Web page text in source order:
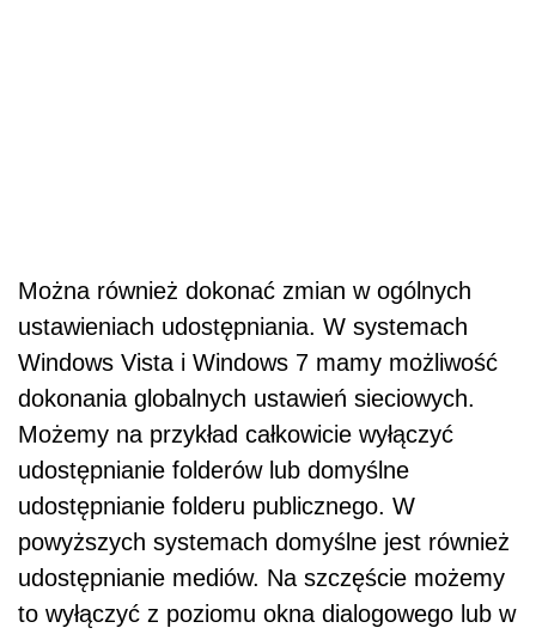
Można również dokonać zmian w ogólnych
ustawieniach udostępniania. W systemach
Windows Vista i Windows 7 mamy możliwość
dokonania globalnych ustawień sieciowych.
Możemy na przykład całkowicie wyłączyć
udostępnianie folderów lub domyślne
udostępnianie folderu publicznego. W
powyższych systemach domyślne jest również
udostępnianie mediów. Na szczęście możemy
to wyłączyć z poziomu okna dialogowego lub w